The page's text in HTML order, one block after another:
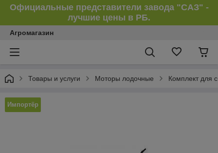
Официальные представители завода "САЗ" -
лучшие цены в РБ.
Агромагазин
Товары и услуги Моторы лодочные Комплект для
Импортёр